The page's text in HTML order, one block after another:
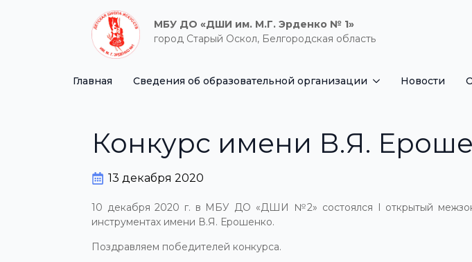
МБУ ДО «ДШИ им. М.Г. Эрденко № 1»
город Старый Оскол, Белгородская область
Главная Сведения об образовательной организации Новости
Конкурс имени В.Я.
13 декабря 2020
10 декабря 2020 г. в МБУ ДО «ДШИ №2» состоялся I открытый
инструментах имени В.Я. Ерошенко.
Поздравляем победителей конкурса.